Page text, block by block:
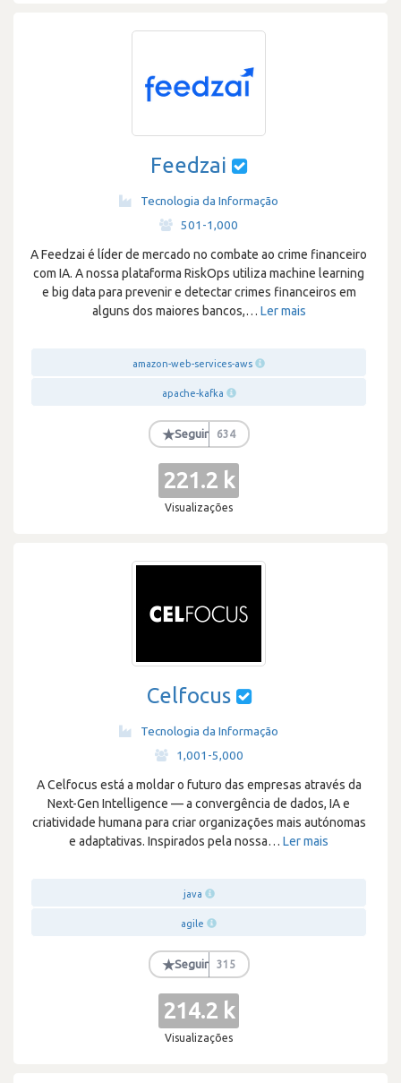
Feedzai
Tecnologia da Informação
501-1,000
A Feedzai é líder de mercado no combate ao crime financeiro
com IA. A nossa plataforma RiskOps utiliza machine learning
e big data para prevenir e detectar crimes financeiros em
alguns dos maiores bancos,… Ler mais
amazon-web-services-aws
apache-kafka
★Seguir 634
221.2 k
Visualizações
Celfocus
Tecnologia da Informação
1,001-5,000
A Celfocus está a moldar o futuro das empresas através da
Next-Gen Intelligence — a convergência de dados, IA e
criatividade humana para criar organizações mais autónomas
e adaptativas. Inspirados pela nossa… Ler mais
java
agile
★Seguir 315
214.2 k
Visualizações